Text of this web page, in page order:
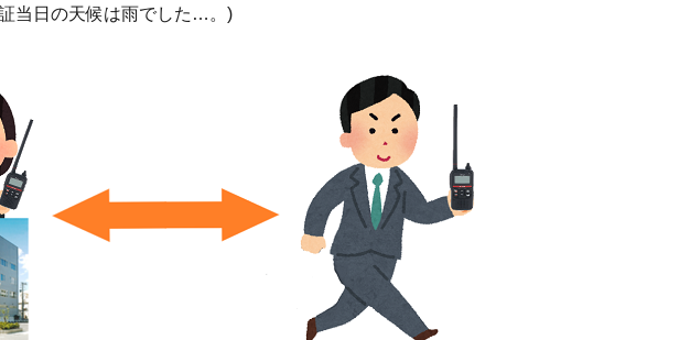
当日の天候は雨でした…。)